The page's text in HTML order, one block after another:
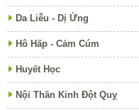
Da Liễu - Dị Ứng
Hô Hấp - Cảm Cúm
Huyết Học
Nội Thần Kinh Đột Quỵ